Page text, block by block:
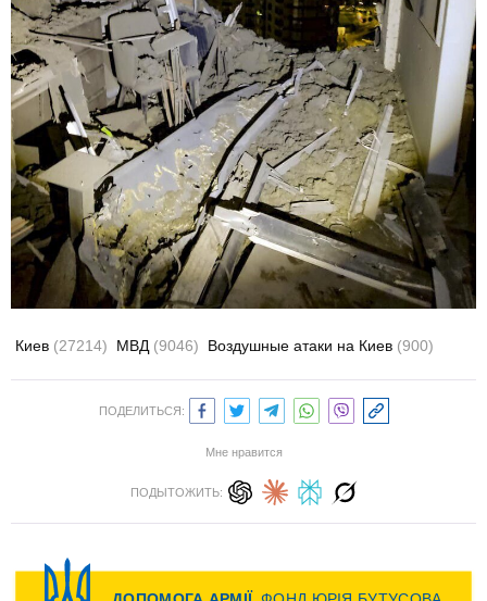
Киев (27214) МВД (9046) Воздушные атаки на Киев (900)
ПОДЕЛИТЬСЯ:
Мне нравится
ПОДЫТОЖИТЬ: